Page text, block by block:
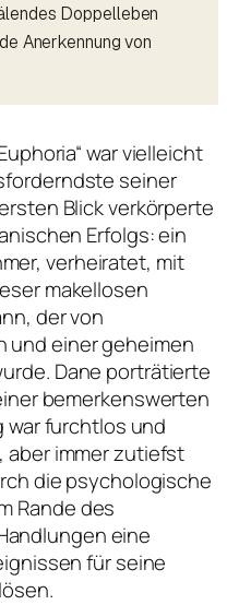
Doppelleben
Anerkennung von
war vielleicht
seiner
Blick verkörperte
Erfolgs: ein
verheiratet, mit
makellosen
der von
einer geheimen
Dane porträtierte
bemerkenswerten
war furchtlos und
immer zutiefst
die psychologische
Rande des
eine
für seine